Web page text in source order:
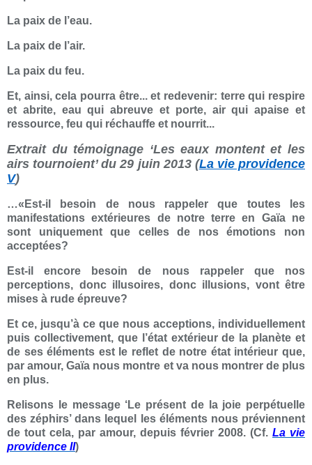
La paix de l’eau.
La paix de l’air.
La paix du feu.
Et, ainsi, cela pourra être... et redevenir: terre qui respire
et abrite, eau qui abreuve et porte, air qui apaise et
ressource, feu qui réchauffe et nourrit...
Extrait du témoignage ‘Les eaux montent et les
airs tournoient’ du 29 juin 2013 (La vie providence
V)
…«Est-il besoin de nous rappeler que toutes les
manifestations extérieures de notre terre en Gaïa ne
sont uniquement que celles de nos émotions non
acceptées?
Est-il encore besoin de nous rappeler que nos
perceptions, donc illusoires, donc illusions, vont être
mises à rude épreuve?
Et ce, jusqu’à ce que nous acceptions, individuellement
puis collectivement, que l’état extérieur de la planète et
de ses éléments est le reflet de notre état intérieur que,
par amour, Gaïa nous montre et va nous montrer de plus
en plus.
Relisons le message ‘Le présent de la joie perpétuelle
des zéphirs’ dans lequel les éléments nous préviennent
de tout cela, par amour, depuis février 2008. (Cf. La vie
providence II)